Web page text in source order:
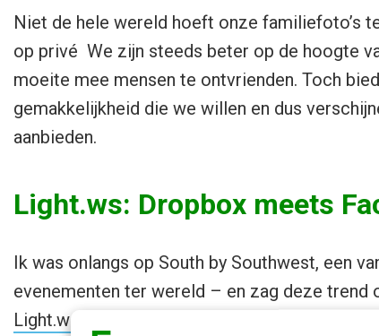
Niet de hele wereld hoeft onze familiefoto’s
op privé We zijn steeds beter op de hoogte
moeite mee mensen te ontvrienden. Toch
gemakkelijkheid die we willen en dus
aanbieden.
Light.ws: Dropbox meets
Ik was onlangs op South by Southwest, een
evenementen ter wereld – en zag deze trend
Light.ws
. Hiermee kun je video’s en foto’s